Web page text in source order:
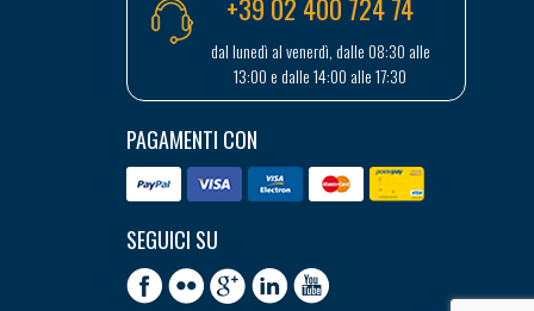
+39 02 400 724 74
dal lunedì al venerdì, dalle 08:30 alle
13:00 e dalle 14:00 alle 17:30
PAGAMENTI CON
SEGUICI SU